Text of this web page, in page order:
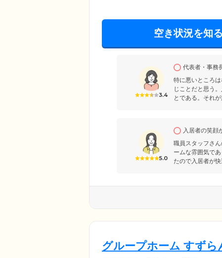
空き状況を知る
3.4
代表者・事務
特に悪いところ
じことだと思う
とである。それ
5.0
入居者の笑顔
職員スタッフさ
ームな雰囲気で
たので入居者が
グループホーム すずら